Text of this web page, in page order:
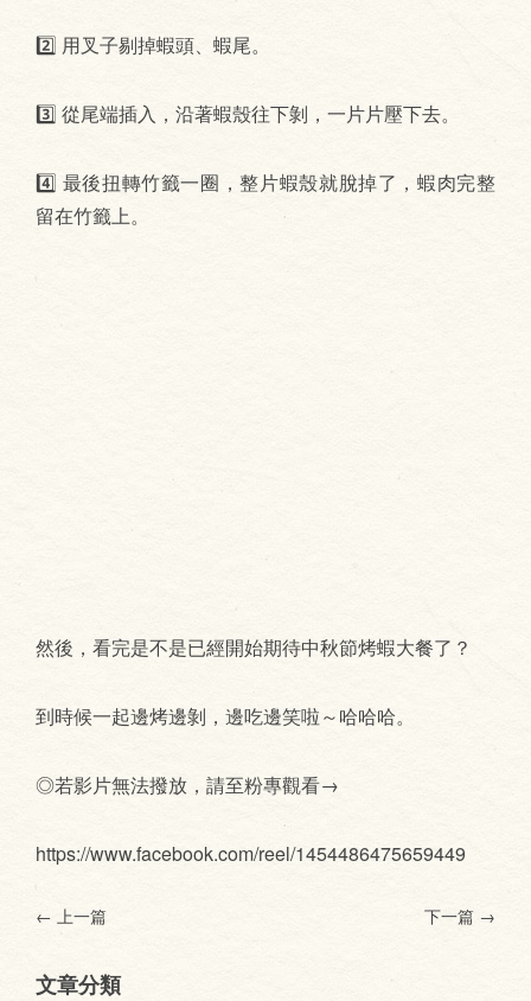
2️⃣ 用叉子剔掉蝦頭、蝦尾。
3️⃣ 從尾端插入，沿著蝦殼往下剝，一片片壓下去。
4️⃣ 最後扭轉竹籤一圈，整片蝦殼就脫掉了，蝦肉完整
留在竹籤上。
然後，看完是不是已經開始期待中秋節烤蝦大餐了？
到時候一起邊烤邊剝，邊吃邊笑啦～哈哈哈。
◎若影片無法撥放，請至粉專觀看→
https://www.facebook.com/reel/1454486475659449
← 上一篇 下一篇 →
文章分類